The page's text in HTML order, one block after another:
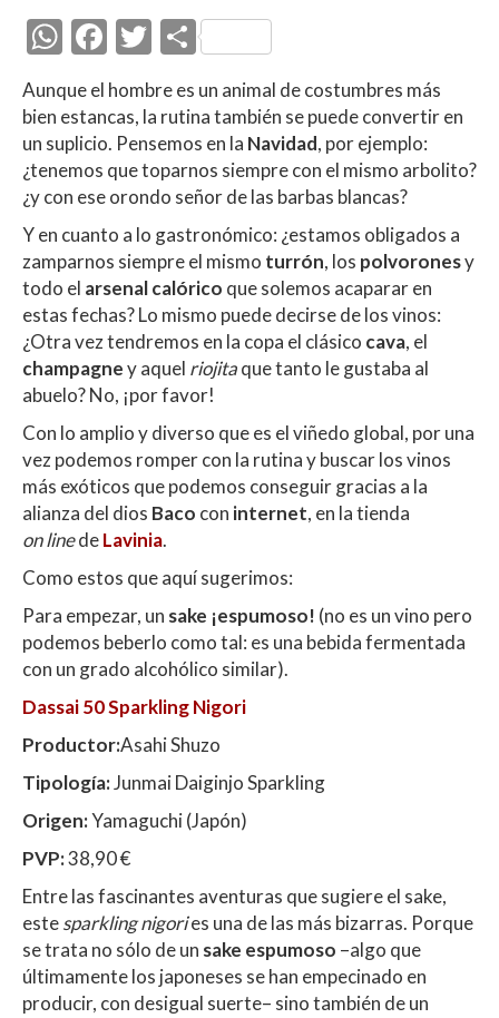
W
at
s
A
p
p
F
ac
e
b
o
o
k
T
itt
er
C
m
p
ar
ti
r
Aunque el hombre es un animal de costumbres más
bien estancas, la rutina también se puede convertir en
un suplicio. Pensemos en la Navidad, por ejemplo:
¿tenemos que toparnos siempre con el mismo arbolito?
¿y con ese orondo señor de las barbas blancas?
Y en cuanto a lo gastronómico: ¿estamos obligados a
zamparnos siempre el mismo turrón, los polvoronesy
todo el arsenal calórico que solemos acaparar en
estas fechas? Lo mismo puede decirse de los vinos:
¿Otra vez tendremos en la copa el clásico cava, el
champagney aquel riojitaque tanto le gustaba al
abuelo? No, ¡por favor!
Con lo amplio y diverso que es el viñedo global, por una
vez podemos romper con la rutina y buscar los vinos
más exóticos que podemos conseguir gracias a la
alianza del dios Baco con internet, en la tienda
onlinedeLavinia.
Como estos que aquí sugerimos:
Para empezar, un sake ¡espumoso! (no es un vino pero
podemos beberlo como tal: es una bebida fermentada
con un grado alcohólico similar).
Dassai 50 Sparkling Nigori
Productor:Asahi Shuzo
Tipología:Junmai Daiginjo Sparkling
Origen:Yamaguchi (Japón)
PVP:38,90 €
Entre las fascinantes aventuras que sugiere el sake,
estesparkling nigories una de las más bizarras. Porque
se trata no sólo de un sake espumoso –algo que
últimamente los japoneses se han empecinado en
producir, con desigual suerte– sino también de un